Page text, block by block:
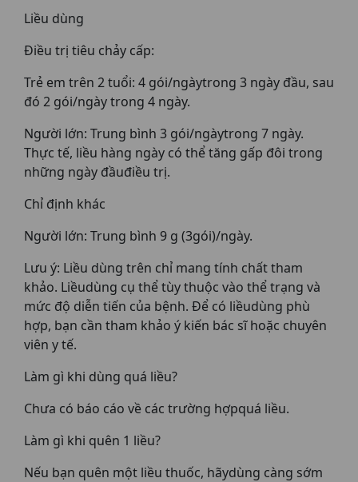
Liều dùng
Điều trị tiêu chảy cấp:
Trẻ em trên 2 tuổi: 4 gói/ngàytrong 3 ngày đầu, sau
đó 2 gói/ngày trong 4 ngày.
Người lớn: Trung bình 3 gói/ngàytrong 7 ngày.
Thực tế, liều hàng ngày có thể tăng gấp đôi trong
những ngày đầuđiều trị.
Chỉ định khác
Người lớn: Trung bình 9 g (3gói)/ngày.
Lưu ý: Liều dùng trên chỉ mang tính chất tham
khảo. Liềudùng cụ thể tùy thuộc vào thể trạng và
mức độ diễn tiến của bệnh. Để có liềudùng phù
hợp, bạn cần tham khảo ý kiến bác sĩ hoặc chuyên
viên y tế.
Làm gì khi dùng quá liều?
Chưa có báo cáo về các trường hợpquá liều.
Làm gì khi quên 1 liều?
Nếu bạn quên một liều thuốc, hãydùng càng sớm